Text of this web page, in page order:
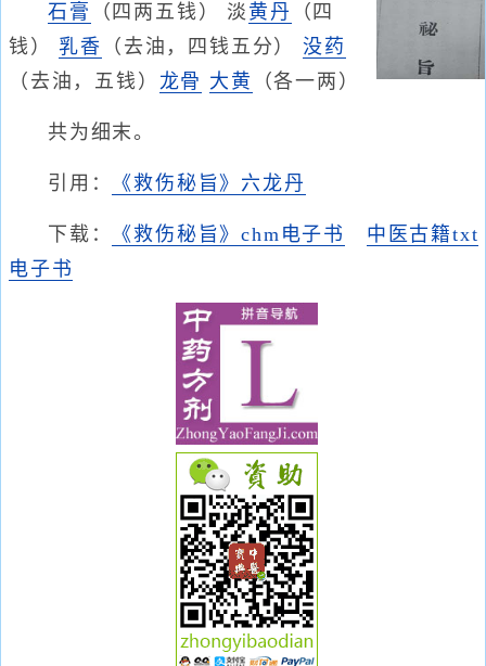
石膏 （四两五钱） 淡 黄丹
（四
钱）乳香 （去油，四钱五分）没药
（去油，五钱） 龙骨 大黄 （各一两）
共为细末。
引用： 《救伤秘旨》六龙丹
下载： 《救伤秘旨》chm电子书
中医古籍txt
电子书